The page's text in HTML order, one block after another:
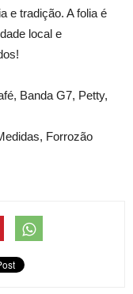
e tradição. A folia é
local e
Banda G7, Petty,
Forrozão